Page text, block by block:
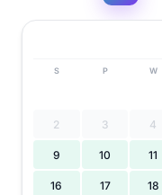
S P W
2 3 4
9 10 11
16 17 18